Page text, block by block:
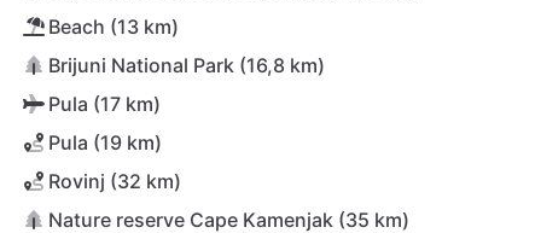
Beach (13 km)
Brijuni National Park (16,8 km)
Pula (17 km)
Pula (19 km)
Rovinj (32 km)
Nature reserve Cape Kamenjak (35 km)